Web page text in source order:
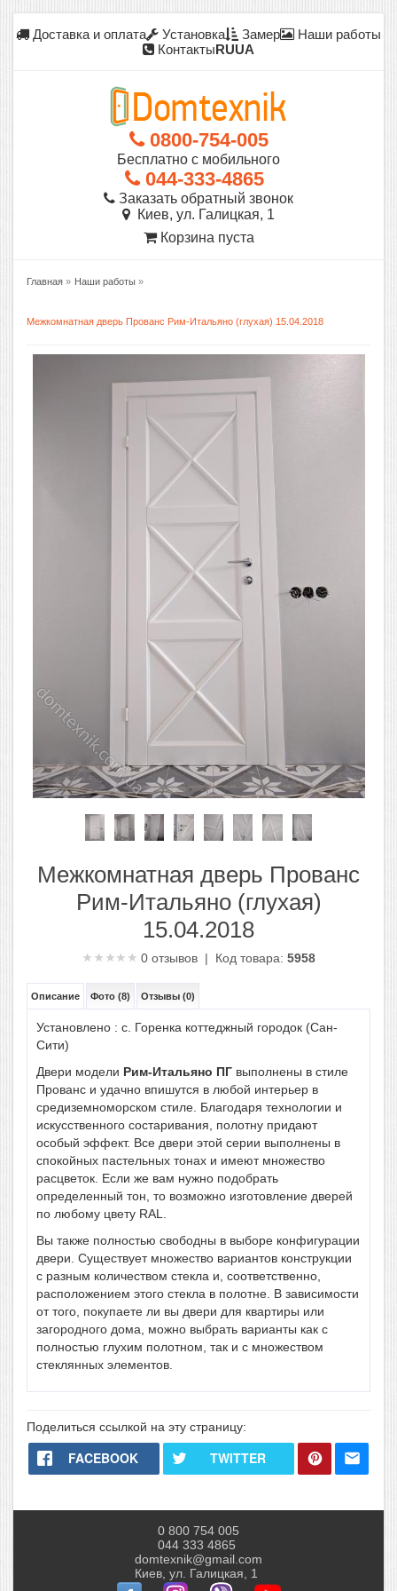
Доставка и оплата Установка Замер
Наши работы
КонтактыRUUA
0800-754-005
Бесплатно с мобильного
044-333-4865
Заказать обратный звонок
Киев, ул. Галицкая, 1
Корзина пуста
Главная » Наши работы »
Межкомнатная дверь Прованс Рим-Итальяно (глухая) 15.04.2018
Межкомнатная дверь Прованс
Рим-Итальяно (глухая)
15.04.2018
0отзывов | Код товара: 5958
Описание Фото (8) Отзывы (0)
Установлено : с. Горенка коттеджный городок (Сан-
Сити)
Двери модели Рим-Итальяно ПГ выполнены в стиле
Прованс и удачно впишутся в любой интерьер в
средиземноморском стиле. Благодаря технологии и
искусственного состаривания, полотну придают
особый эффект. Все двери этой серии выполнены в
спокойных пастельных тонах и имеют множество
расцветок. Если же вам нужно подобрать
определенный тон, то возможно изготовление дверей
по любому цвету RAL.
Вы также полностью свободны в выборе конфигурации
двери . Существует множество вариантов конструкции
с разным количеством стекла и, соответственно,
расположением этого стекла в полотне. В зависимости
от того, покупаете ли вы двери для квартиры или
загородного дома, можно выбрать варианты как с
полностью глухим полотном, так и с множеством
стеклянных элементов.
Поделиться ссылкой на эту страницу:
FACEBOOK TWITTER
0 800 754 005
044 333 4865
domtexnik@gmail.com
Киев, ул. Галицкая, 1